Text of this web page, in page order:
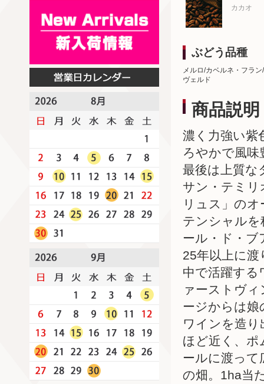
カカオ
ぶどう品種
メルロ/カベルネ・フラ
ヴェルド
商品説明
濃く力強い紫
ろやかで風味
最後は上質な
サン・テミリ
リュス」の
テンシャル
ール・ド・
25年以上に
中で活躍する
ァーストヴ
ージからは
ワインを造
ほど近く、ポ
ールに渡って
の畑。1ha当